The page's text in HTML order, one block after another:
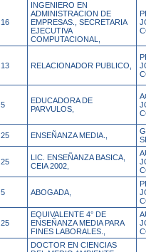
16
INGENIERO EN
ADMINISTRACION DE
EMPRESAS., SECRETARIA
EJECUTIVA
COMPUTACIONAL,
13 RELACIONADOR PUBLICO,
5
EDUCADORA DE
PARVULOS,
25 ENSEÑANZA MEDIA.,
25
LIC. ENSEÑANZA BASICA,
CEIA 2002,
5 ABOGADA,
25
EQUIVALENTE 4° DE
ENSEÑANZA MEDIA PARA
FINES LABORALES.,
DOCTOR EN CIENCIAS